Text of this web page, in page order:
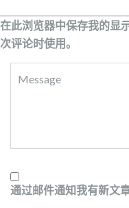
在此浏览器中保存我的显
次评论时使用。
通过邮件通知我有新文